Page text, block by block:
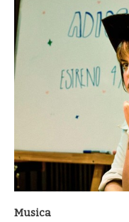
Musica